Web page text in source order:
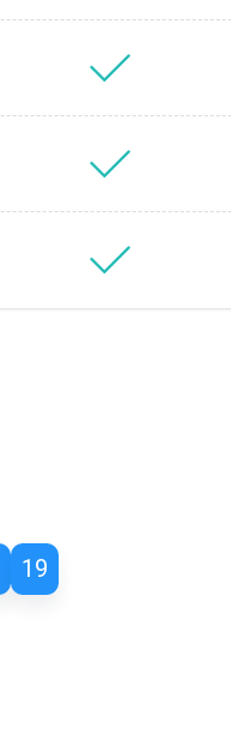
19
S'abonner